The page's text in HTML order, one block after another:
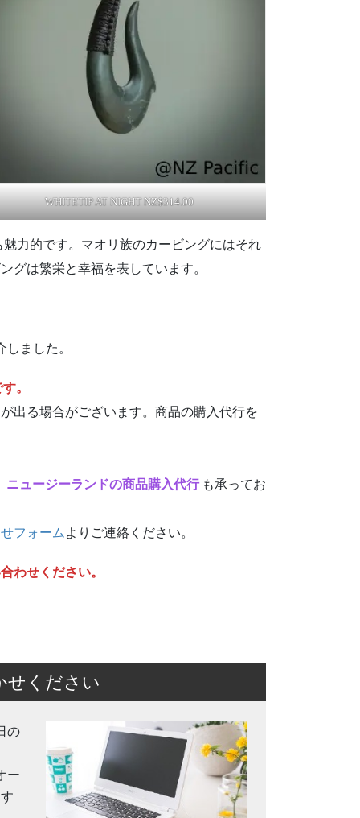
WHITETIP AT NIGHT NZ$314.00
力的です。マオリ族のカービングにはそれ
グは繁栄と幸福を表しています。
ました。
。
出る場合がございます。商品の購入代行を
ニュージーランドの商品購入代行 も承ってお
フォーム よりご連絡ください。
わせください。
せください
の
ー